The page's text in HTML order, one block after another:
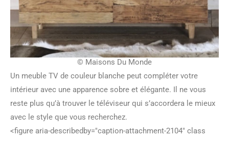
© Maisons Du Monde
Un meuble TV de couleur blanche peut compléter votre
intérieur avec une apparence sobre et élégante. Il ne vous
reste plus qu’à trouver le téléviseur qui s’accordera le mieux
avec le style que vous recherchez.
<figure aria-describedby="caption-attachment-2104" class